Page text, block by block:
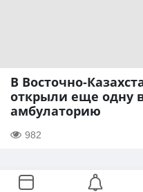
В Восточно-
открыли еще одну
амбулаторию
982